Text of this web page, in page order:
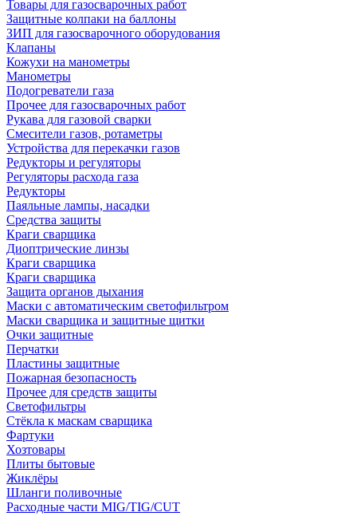
Товары для газосварочных работ
Защитные колпаки на баллоны
ЗИП для газосварочного оборудования
Клапаны
Кожухи на манометры
Манометры
Подогреватели газа
Прочее для газосварочных работ
Рукава для газовой сварки
Смесители газов, ротаметры
Устройства для перекачки газов
Редукторы и регуляторы
Регуляторы расхода газа
Редукторы
Паяльные лампы, насадки
Средства защиты
Краги сварщика
Диоптрические линзы
Краги сварщика
Краги сварщика
Защита органов дыхания
Маски с автоматическим светофильтром
Маски сварщика и защитные щитки
Очки защитные
Перчатки
Пластины защитные
Пожарная безопасность
Прочее для средств защиты
Светофильтры
Стёкла к маскам сварщика
Фартуки
Хозтовары
Плиты бытовые
Жиклёры
Шланги поливочные
Расходные части MIG/TIG/CUT